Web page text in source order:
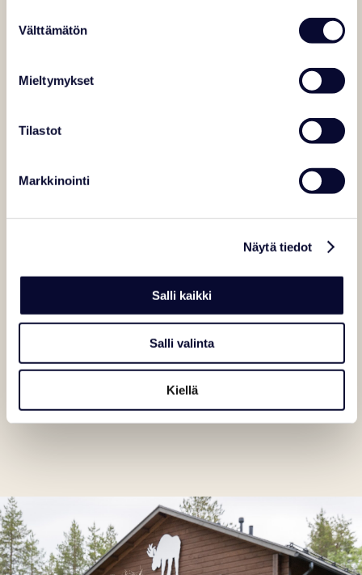
valinta
Välttämätön
Mieltymykset
Tilastot
Markkinointi
Näytä tiedot
Salli kaikki
Salli valinta
Kiellä
Veneellä soutelu ja suppailu
Kärryajelu suomenhevosen kanssa
Husky Kennelvierailu